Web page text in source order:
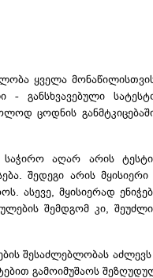
ყველა
- განსხვავებული
ცოდნის
საჭირო აღარ არის
შედეგი არის
ასევე, მყისიერად
შემდგომ კი,
შესაძლებლობას
გამოიმუშაოს